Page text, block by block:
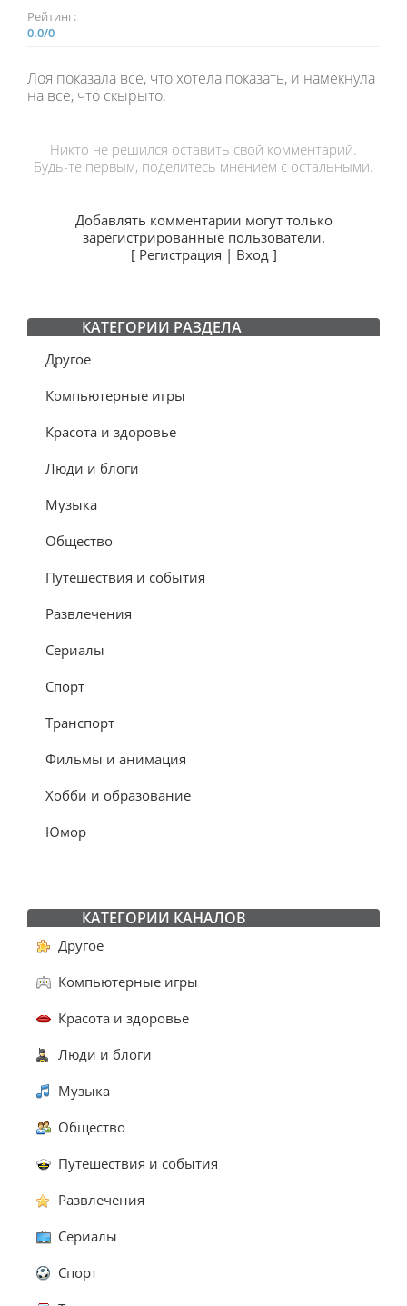
Рейтинг:
0.0/0
Лоя показала все, что хотела показать, и намекнула
на все, что скырыто.
Никто не решился оставить свой комментарий.
Будь-те первым, поделитесь мнением с остальными.
Добавлять комментарии могут только
зарегистрированные пользователи.
[ Регистрация | Вход]
КАТЕГОРИИ РАЗДЕЛА
Другое
Компьютерные игры
Красота и здоровье
Люди и блоги
Музыка
Общество
Путешествия и события
Развлечения
Сериалы
Спорт
Транспорт
Фильмы и анимация
Хобби и образование
Юмор
КАТЕГОРИИ КАНАЛОВ
Другое
Компьютерные игры
Красота и здоровье
Люди и блоги
Музыка
Общество
Путешествия и события
Развлечения
Сериалы
Спорт